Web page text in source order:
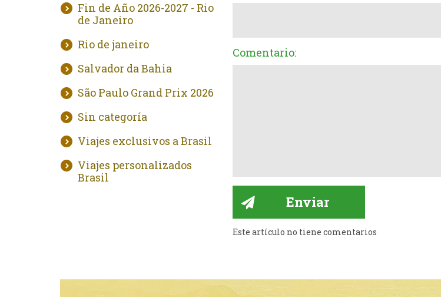
Fin de Año 2026-2027 - Rio
de Janeiro
Rio de janeiro
Salvador da Bahia
São Paulo Grand Prix 2026
Sin categoría
Viajes exclusivos a Brasil
Viajes personalizados
Brasil
Comentario:
Este artículo no tiene comentarios